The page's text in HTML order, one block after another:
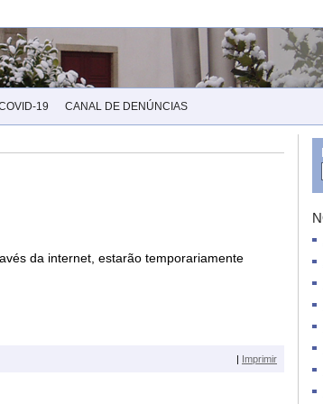
19 CANAL DE DENÚNCIAS
da internet, estarão temporariamente
| Imprimir